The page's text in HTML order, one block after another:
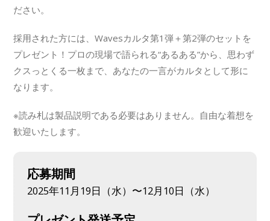
ださい。
採用された方には、Wavesカルタ第1弾＋第2弾のセットを
プレゼント！プロの現場で語られる“あるある”から、思わず
クスっとくる一枚まで、あなたの一言がカルタとして形に
なります。
※読み札は製品説明である必要はありません。自由な着想を
歓迎いたします。
応募期間
2025年11月19日（水）〜12月10日（水）